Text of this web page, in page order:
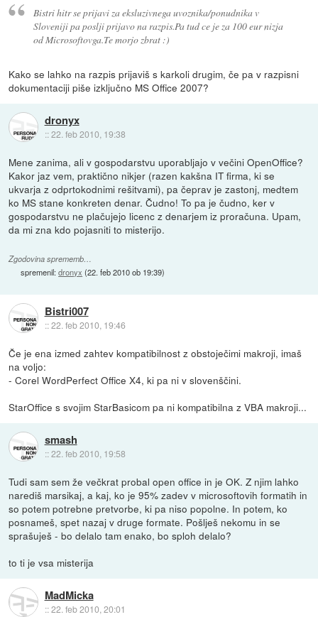
Bistri hitr se prijavi za eksluzivnega uvoznika/ponudnika v
Sloveniji pa poslji prijavo na razpis.Pa tud ce je za 100 eur nizja
od Microsoftovga.Te morjo zbrat :)
Kako se lahko na razpis prijaviš s karkoli drugim, če pa v razpisni
dokumentaciji piše izključno MS Office 2007?
dronyx
::22. feb 2010, 19:38
Mene zanima, ali v gospodarstvu uporabljajo v večini OpenOffice?
Kakor jaz vem, praktično nikjer (razen kakšna IT firma, ki se
ukvarja z odprtokodnimi rešitvami), pa čeprav je zastonj, medtem
ko MS stane konkreten denar. Čudno! To pa je čudno, ker v
gospodarstvu ne plačujejo licenc z denarjem iz proračuna. Upam,
da mi zna kdo pojasniti to misterijo.
Zgodovina sprememb…
spremenil:dronyx (22. feb 2010 ob 19:39)
Bistri007
::22. feb 2010, 19:46
Če je ena izmed zahtev kompatibilnost z obstoječimi makroji, imaš
na voljo:
- Corel WordPerfect Office X4, ki pa ni v slovenščini.
StarOffice s svojim StarBasicom pa ni kompatibilna z VBA makroji...
smash
::22. feb 2010, 19:58
Tudi sam sem že večkrat probal open office in je OK. Z njim lahko
narediš marsikaj, a kaj, ko je 95% zadev v microsoftovih formatih in
so potem potrebne pretvorbe, ki pa niso popolne. In potem, ko
posnameš, spet nazaj v druge formate. Pošlješ nekomu in se
sprašuješ - bo delalo tam enako, bo sploh delalo?
to ti je vsa misterija
MadMicka
::22. feb 2010, 20:01